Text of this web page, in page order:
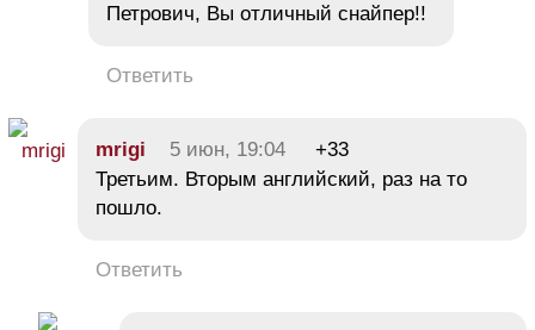
Петрович, Вы отличный снайпер!!
Ответить
mrigi 5 июн, 19:04
+33
Третьим. Вторым английский, раз на то
пошло.
Ответить